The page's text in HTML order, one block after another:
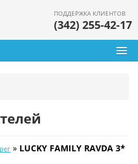
ПОДДЕРЖКА КЛИЕНТОВ
(342) 255-42-17
» LUCKY FAMILY RAVDA 3*